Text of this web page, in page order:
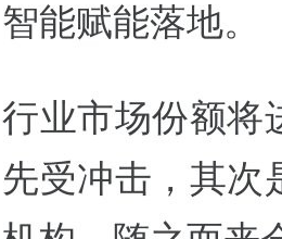
智能赋能落地。
行业市场份额将
先受冲击，其次